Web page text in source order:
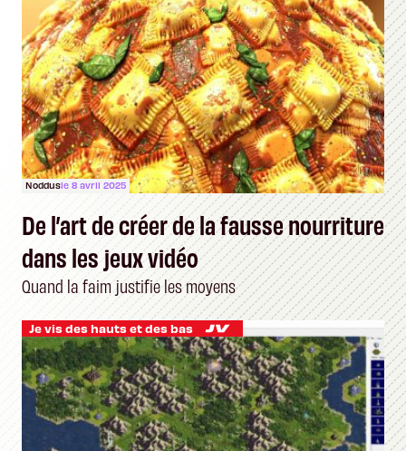
Noddusle 8 avril 2025
De l’art de créer de la fausse nourriture
dans les jeux vidéo
Quand la faim justifie les moyens
Je vis des hauts et des bas